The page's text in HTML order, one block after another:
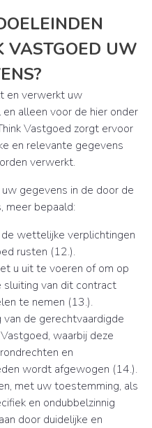
VASTGOED UW
en verwerkt uw
alleen voor de hier onder
Vastgoed zorgt ervoor
en relevante gegevens
verwerkt.
gegevens in de door de
meer bepaald:
wettelijke verplichtingen
rusten (12.).
u uit te voeren of om op
sluiting van dit contract
te nemen (13.).
de gerechtvaardigde
waarbij deze
en
wordt afgewogen (14.).
met uw toestemming, als
en ondubbelzinnig
door duidelijke en